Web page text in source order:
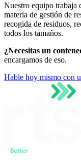
Nuestro equipo trabaja
materia de gestión de
recogida de residuos,
todos los tamaños.
¿Necesitas un
encargamos de eso.
Hable hoy mismo con